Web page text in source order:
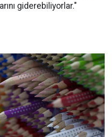
giderebiliyorlar."